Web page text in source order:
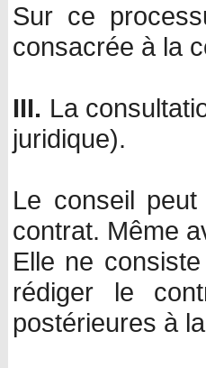
Sur ce
consacrée à la
III. La
juridique).
Le conseil
contrat. Même
Elle ne
rédiger le
postérieures à